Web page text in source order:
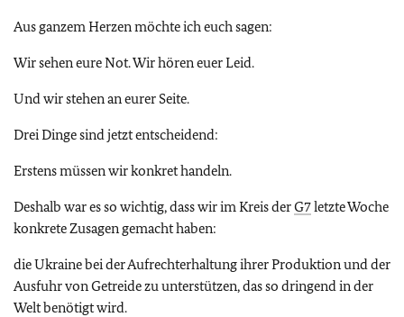
Aus ganzem Herzen möchte ich euch sagen:
Wir sehen eure Not. Wir hören euer Leid.
Und wir stehen an eurer Seite.
Drei Dinge sind jetzt entscheidend:
Erstens müssen wir konkret handeln.
Deshalb war es so wichtig, dass wir im Kreis derG7letzte Woche
konkrete Zusagen gemacht haben:
die Ukraine bei der Aufrechterhaltung ihrer Produktion und der
Ausfuhr von Getreide zu unterstützen, das so dringend in der
Welt benötigt wird.